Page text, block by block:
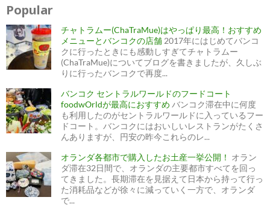
Popular
チャトラムー(ChaTraMue)はやっぱり最高！おすすめ
メニューとバンコクの店舗 2017年にはじめてバンコ
クに行ったときにも感動しすぎてチャトラムー
(ChaTraMue)についてブログを書きましたが、久しぶ
りに行ったバンコクで再度...
バンコク セントラルワールドのフードコート
foodwOrldが最高におすすめ バンコク滞在中に何度
も利用したのがセントラルワールドに入っているフー
ドコート。バンコクにはおいしいレストランがたくさ
んありますが、円安の昨今これらのレ...
オランダ各都市で購入したお土産一挙公開！ オラン
ダ滞在32日間で、オランダの主要都市すべてを回っ
てきました。長期滞在を見据えて日本から持って行っ
た消耗品などが徐々に減っていく一方で、オランダ
で...